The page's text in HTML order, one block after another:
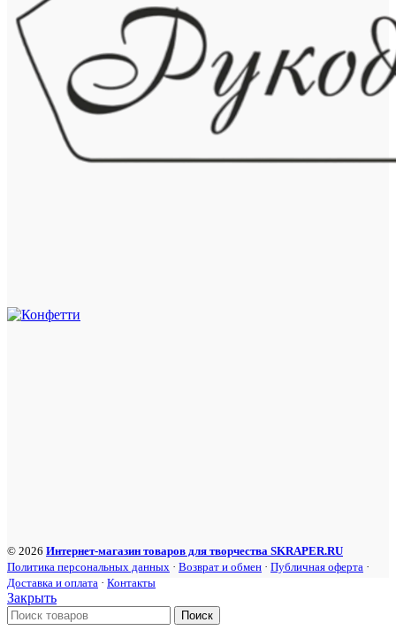
© 2026 Интернет-магазин товаров для творчества SKRAPER.RU
Политика персональных данных · Возврат и обмен · Публичная оферта ·
Доставка и оплата · Контакты
Закрыть
Поиск